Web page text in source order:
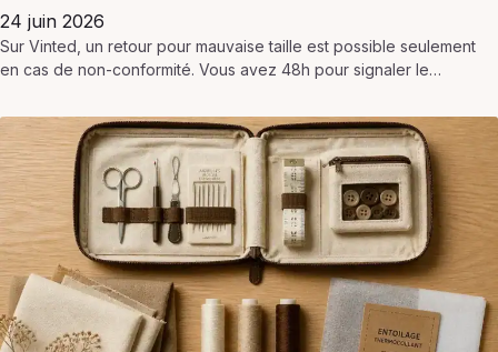
24 juin 2026
Sur Vinted, un retour pour mauvaise taille est possible seulement
en cas de non-conformité. Vous avez 48h pour signaler le